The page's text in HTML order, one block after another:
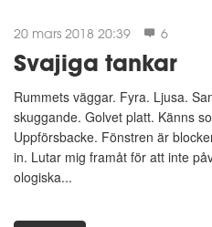
20 mars 2018 20:39 6
Svajiga tankar
Rummets väggar. Fyra. Ljusa.
skuggande. Golvet platt. Känns
Uppförsbacke. Fönstren är
in. Lutar mig framåt för att inte
ologiska...